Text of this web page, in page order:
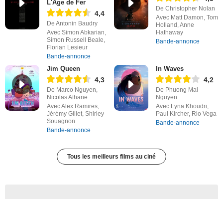
L'Âge de Fer
4,4
De Antonin Baudry
Avec Simon Abkarian,
Simon Russell Beale,
Florian Lesieur
Bande-annonce
De Christopher Nolan
Avec Matt Damon, Tom
Holland, Anne
Hathaway
Bande-annonce
Jim Queen
4,3
De Marco Nguyen,
Nicolas Athane
Avec Alex Ramires,
Jérémy Gillet, Shirley
Souagnon
Bande-annonce
In Waves
4,2
De Phuong Mai
Nguyen
Avec Lyna Khoudri,
Paul Kircher, Rio Vega
Bande-annonce
Tous les meilleurs films au ciné